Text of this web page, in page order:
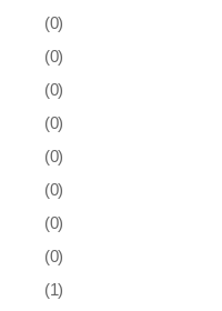
(0)
(0)
(0)
(0)
(0)
(0)
(0)
(0)
(1)